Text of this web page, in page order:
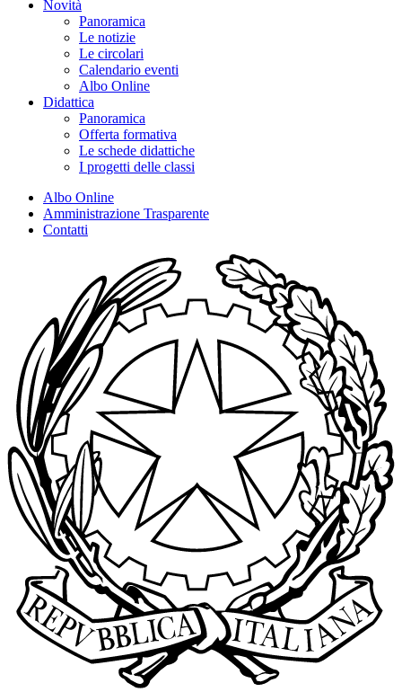
Novità
Panoramica
Le notizie
Le circolari
Calendario eventi
Albo Online
Didattica
Panoramica
Offerta formativa
Le schede didattiche
I progetti delle classi
Albo Online
Amministrazione Trasparente
Contatti